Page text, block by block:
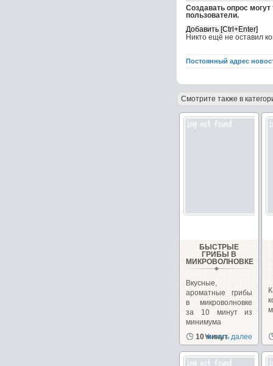
Создавать опрос
пользователи.
Никто ещё не оставил
Постоянный адрес
Смотрите также в
БЫСТРЫЕ
ГРИБЫ В
МИКРОВОЛНОВКЕ
Вкусные,
ароматные грибы
в микроволновке
за 10 минут из
минимума
продуктов!...
10 минут
Читать далее